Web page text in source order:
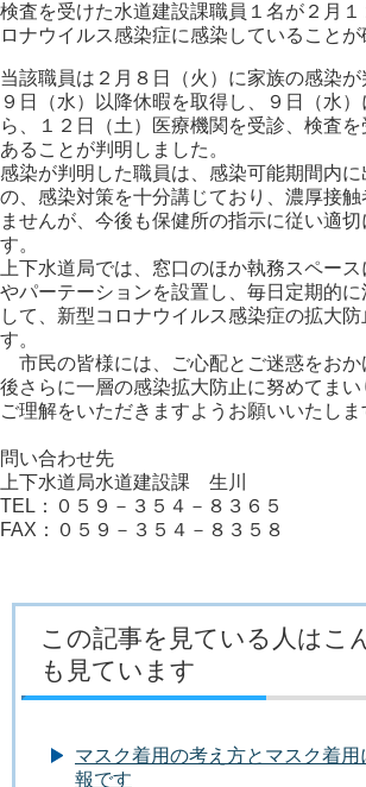
検査を受けた水道建設課職員１名が２月１
ロナウイルス感染症に感染していることが
当該職員は２月８日（火）に家族の感染が
９日（水）以降休暇を取得し、９日（水
ら、１２日（土）医療機関を受診、検査
あることが判明しました。
感染が判明した職員は、感染可能期間内
の、感染対策を十分講じており、濃厚接触
ませんが、今後も保健所の指示に従い適
す。
上下水道局では、窓口のほか執務スペー
やパーテーションを設置し、毎日定期的
して、新型コロナウイルス感染症の拡大防
す。
市民の皆様には、ご心配とご迷惑をおか
後さらに一層の感染拡大防止に努めてま
ご理解をいただきますようお願いいたしま
問い合わせ先
上下水道局水道建設課 生川
TEL：０５９－３５４－８３６５
FAX：０５９－３５４－８３５８
この記事を見ている人はこ
も見ています
マスク着用の考え方とマスク着
報です